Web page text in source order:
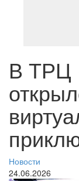
В ТРЦ
Новости
24.06.2026